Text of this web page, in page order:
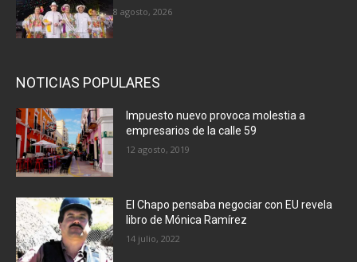
8 agosto, 2026
NOTICIAS POPULARES
Impuesto nuevo provoca molestia a
empresarios de la calle 59
12 agosto, 2019
El Chapo pensaba negociar con EU revela
libro de Mónica Ramírez
14 julio, 2022